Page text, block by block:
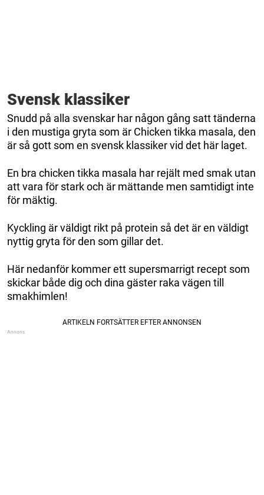
Svensk klassiker
Snudd på alla svenskar har någon gång satt tänderna
i den mustiga gryta som är Chicken tikka masala, den
är så gott som en svensk klassiker vid det här laget.
En bra chicken tikka masala har rejält med smak utan
att vara för stark och är mättande men samtidigt inte
för mäktig.
Kyckling är väldigt rikt på protein så det är en väldigt
nyttig gryta för den som gillar det.
Här nedanför kommer ett supersmarrigt recept som
skickar både dig och dina gäster raka vägen till
smakhimlen!